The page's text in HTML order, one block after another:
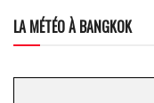
LA MÉTÉO À BANGKOK